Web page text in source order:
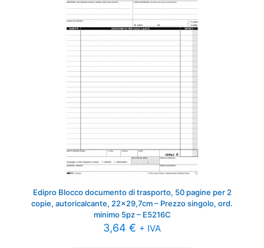
Edipro Blocco documento di trasporto, 50 pagine per 2
copie, autoricalcante, 22×29,7cm – Prezzo singolo, ord.
minimo 5pz – E5216C
3,64 € + IVA